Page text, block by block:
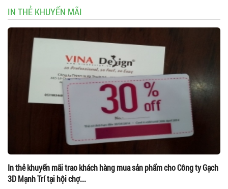
IN THẺ KHUYẾN MÃI
In thẻ khuyến mãi trao khách hàng mua sản phẩm cho Công ty Gạch
3D Mạnh Trí tại hội chợ...